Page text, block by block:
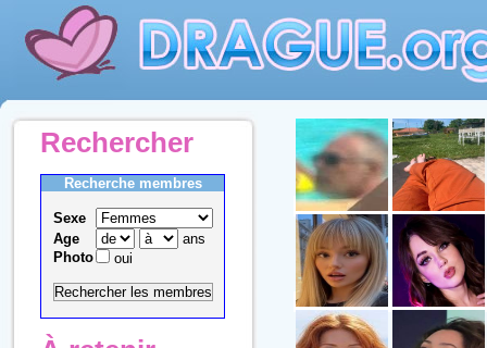
Rechercher
Recherche membres
Sexe
Age
ans
Photo
oui